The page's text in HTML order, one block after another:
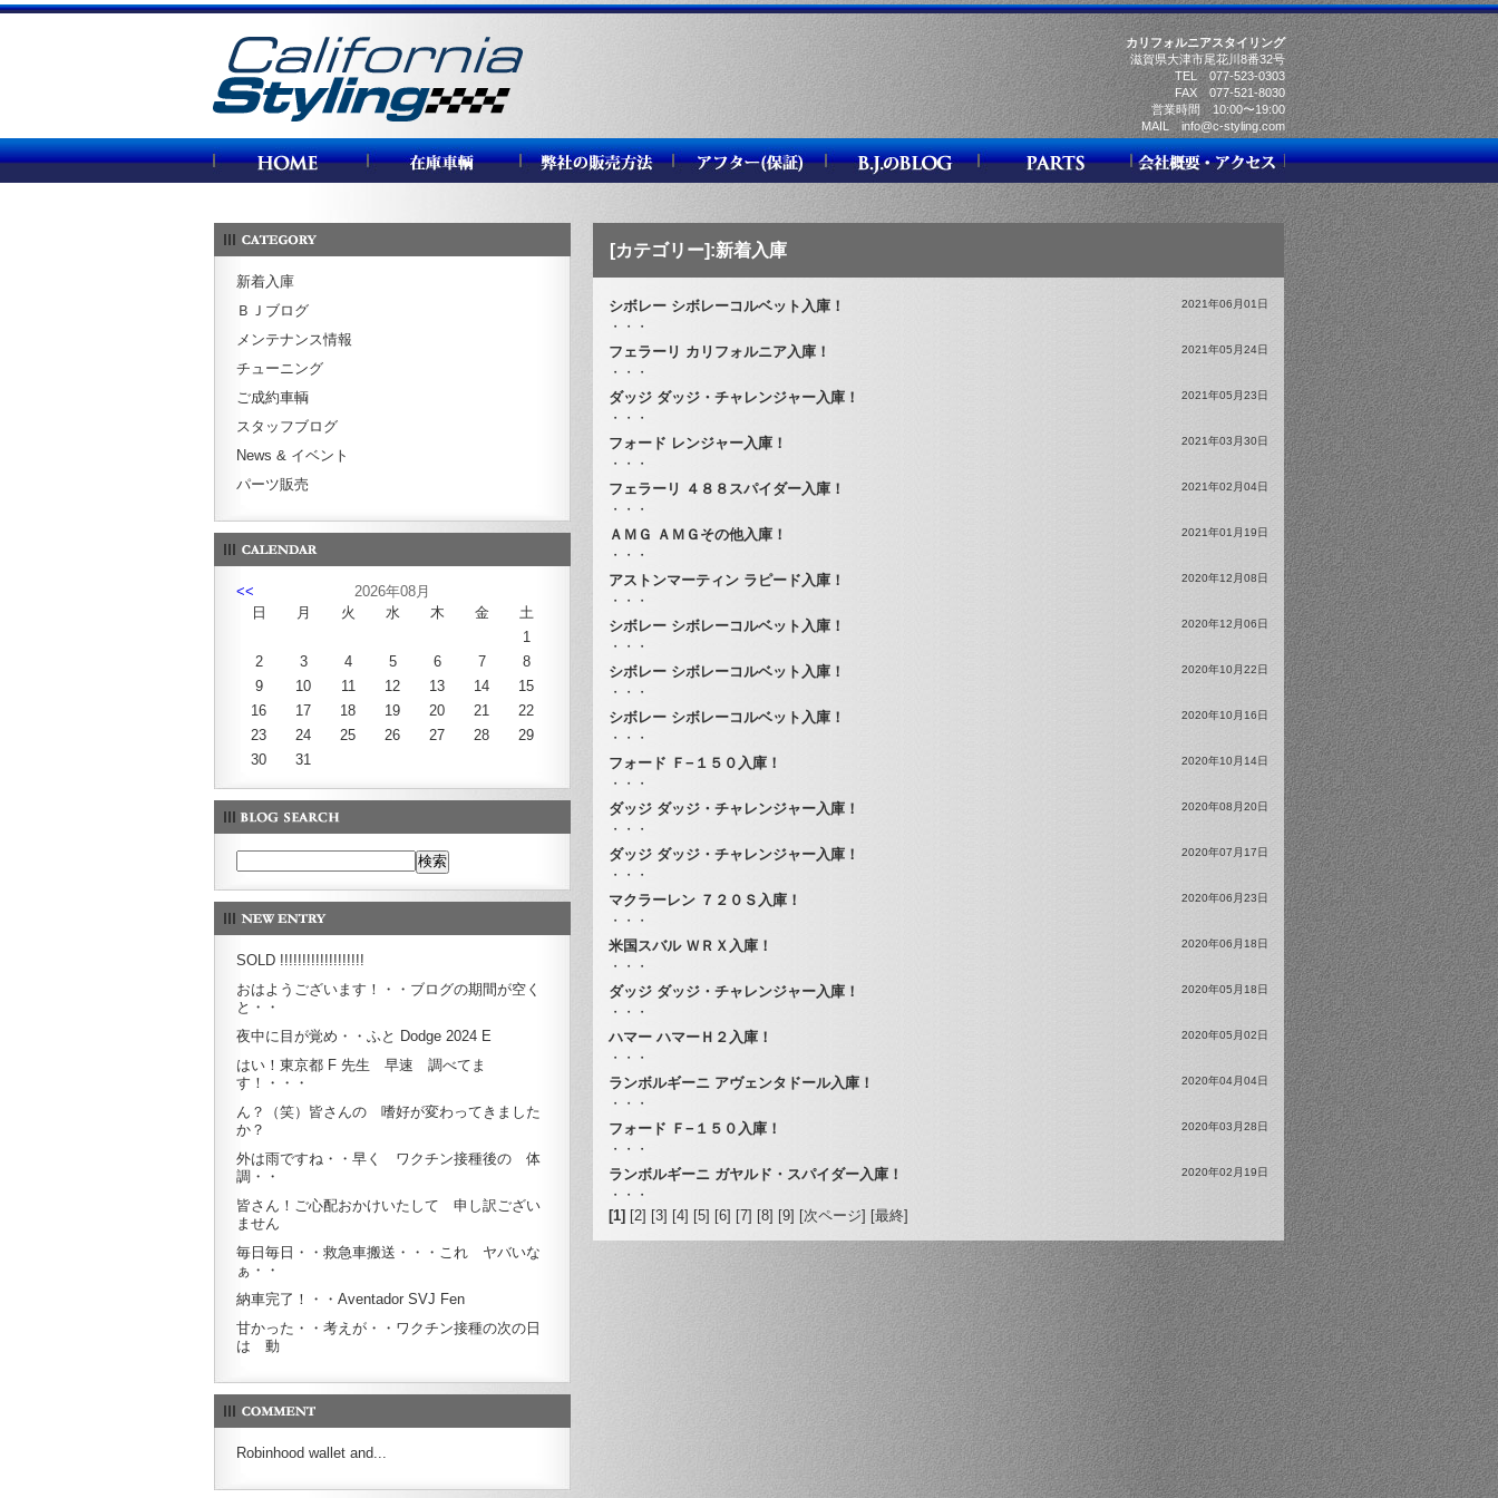
カリフォルニアスタイリング
滋賀県大津市尾花川8番32号
TEL 077-523-0303
FAX 077-521-8030
営業時間 10:00〜19:00
MAIL info@c-styling.com
新着入庫
ＢＪブログ
メンテナンス情報
チューニング
ご成約車輌
スタッフブログ
News & イベント
パーツ販売
<<
2026年08月
日
月 火 水 木 金
土
1
2
3 4 5 6 7
8
9
10 11 12 13 14
15
16
17 18 19 20 21
22
23
24 25 26 27 28
29
30
31
SOLD !!!!!!!!!!!!!!!!!!!
おはようございます！・・ブログの期間が空く
と・・
夜中に目が覚め・・ふと Dodge 2024 E
はい！東京都 F 先生 早速 調べてま
す！・・・
ん？（笑）皆さんの 嗜好が変わってきました
か？
外は雨ですね・・早く ワクチン接種後の 体
調・・
皆さん！ご心配おかけいたして 申し訳ござい
ません
毎日毎日・・救急車搬送・・・これ ヤバいな
ぁ・・
納車完了！・・Aventador SVJ Fen
甘かった・・考えが・・ワクチン接種の次の日
は 動
Robinhood wallet and...
[カテゴリー]:新着入庫
シボレー シボレーコルベット入庫！
・・・
2021年06月01日
フェラーリ カリフォルニア入庫！
・・・
2021年05月24日
ダッジ ダッジ・チャレンジャー入庫！
・・・
2021年05月23日
フォード レンジャー入庫！
・・・
2021年03月30日
フェラーリ ４８８スパイダー入庫！
・・・
2021年02月04日
ＡＭＧ ＡＭＧその他入庫！
・・・
2021年01月19日
アストンマーティン ラピード入庫！
・・・
2020年12月08日
シボレー シボレーコルベット入庫！
・・・
2020年12月06日
シボレー シボレーコルベット入庫！
・・・
2020年10月22日
シボレー シボレーコルベット入庫！
・・・
2020年10月16日
フォード Ｆ−１５０入庫！
・・・
2020年10月14日
ダッジ ダッジ・チャレンジャー入庫！
・・・
2020年08月20日
ダッジ ダッジ・チャレンジャー入庫！
・・・
2020年07月17日
マクラーレン ７２０Ｓ入庫！
・・・
2020年06月23日
米国スバル ＷＲＸ入庫！
・・・
2020年06月18日
ダッジ ダッジ・チャレンジャー入庫！
・・・
2020年05月18日
ハマー ハマーＨ２入庫！
・・・
2020年05月02日
ランボルギーニ アヴェンタドール入庫！
・・・
2020年04月04日
フォード Ｆ−１５０入庫！
・・・
2020年03月28日
ランボルギーニ ガヤルド・スパイダー入庫！
・・・
2020年02月19日
[1] [2] [3] [4] [5] [6] [7] [8] [9] [次ページ] [最終]